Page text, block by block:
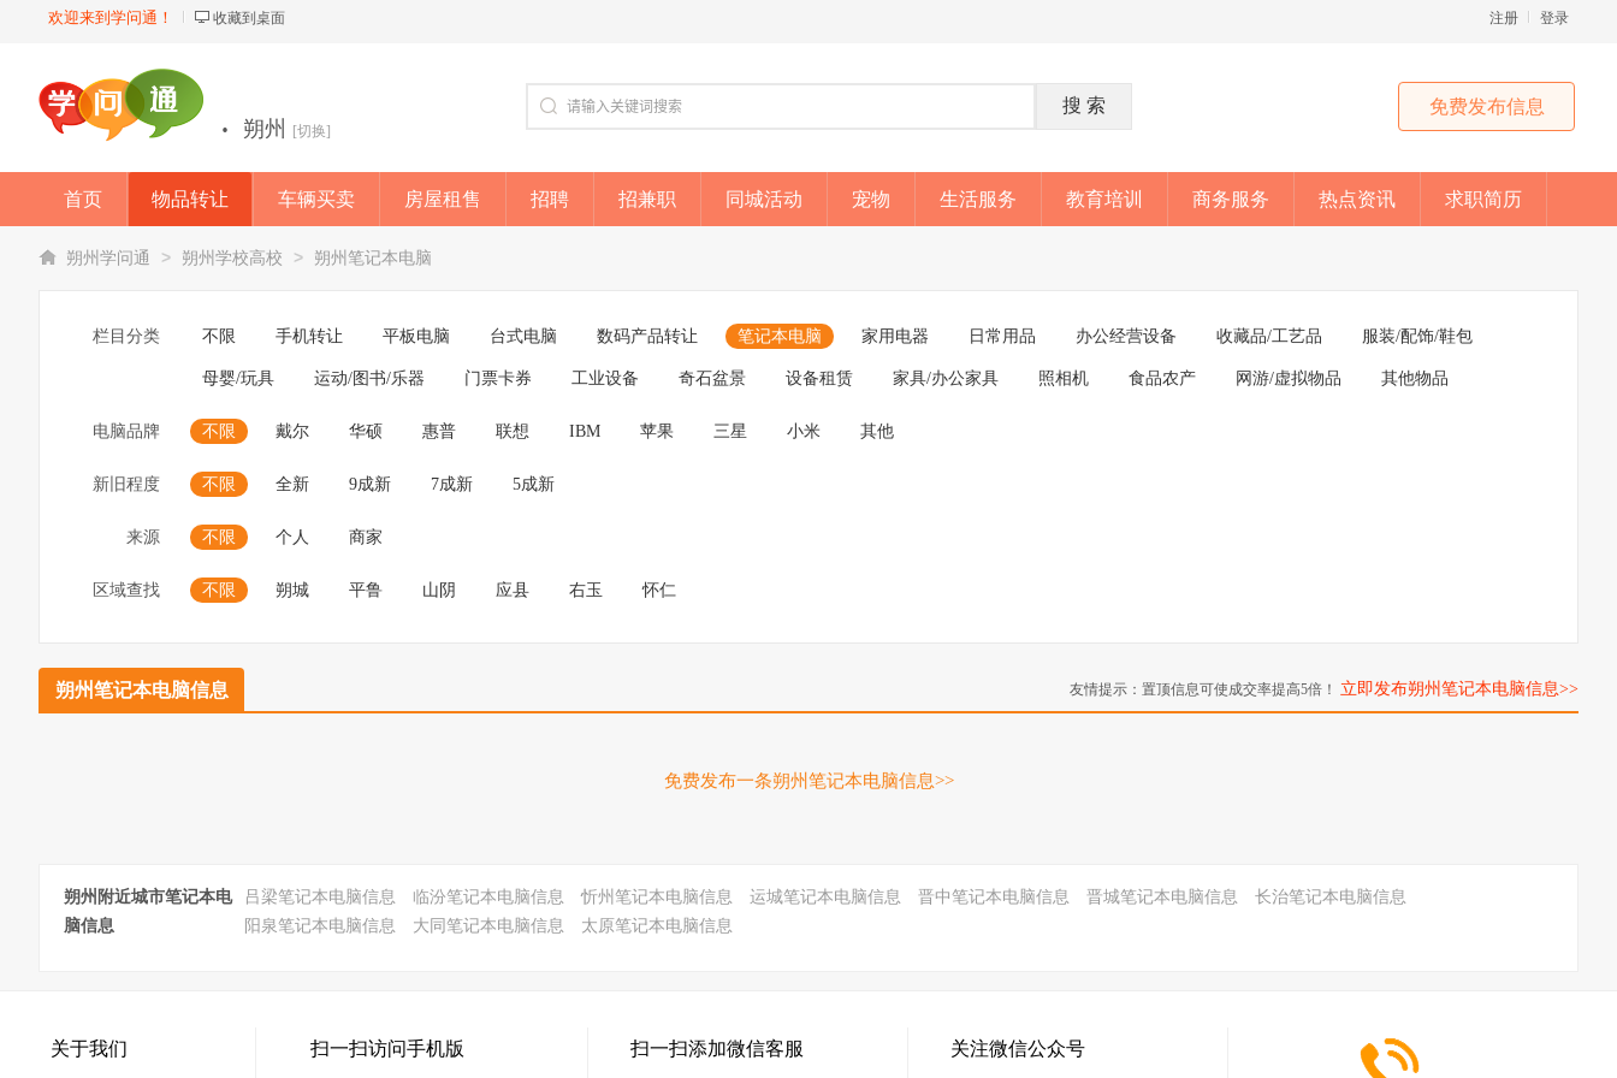
欢迎来到学问通！ 收藏到桌面 登录
注册
免费发布信息
· 朔州 [切换]
首页 物品转让 车辆买卖 房屋租售 招聘 招兼职 同城活动 宠物 生活服务 教育培训 商务服务 热点资讯 求职简历
店铺
朔州学问通 > 朔州学校高校 > 朔州笔记本电脑
栏目分类 不限 手机转让 平板电脑 台式电脑 数码产品转让 笔记本电脑 家用电器 日常用品 办公经营设备 收藏品/工艺品 服装/配饰/鞋包
母婴/玩具 运动/图书/乐器 门票卡券 工业设备 奇石盆景 设备租赁 家具/办公家具 照相机 食品农产 网游/虚拟物品 其他物品
电脑品牌 不限 戴尔 华硕 惠普 联想 IBM 苹果 三星 小米 其他
新旧程度 不限 全新 9成新 7成新 5成新
来源 不限 个人 商家
区域查找 不限 朔城 平鲁 山阴 应县 右玉 怀仁
朔州笔记本电脑信息 友情提示：置顶信息可使成交率提高5倍！ 立即发布朔州笔记本电脑信息>>
免费发布一条朔州笔记本电脑信息>>
朔州附近城市笔记本电
脑信息
吕梁笔记本电脑信息 临汾笔记本电脑信息 忻州笔记本电脑信息 运城笔记本电脑信息 晋中笔记本电脑信息 晋城笔记本电脑信息
长治笔记本电脑信息
阳泉笔记本电脑信息
大同笔记本电脑信息 太原笔记本电脑信息
关于我们 扫一扫访问手机版 扫一扫添加微信客服 关注微信公众号